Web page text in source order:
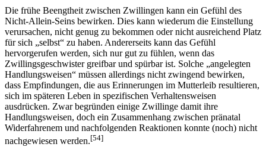
Die frühe Beengtheit zwischen Zwillingen kann ein Gefühl des
Nicht-Allein-Seins bewirken. Dies kann wiederum die Einstellung
verursachen, nicht genug zu bekommen oder nicht ausreichend Platz
für sich „selbst“ zu haben. Andererseits kann das Gefühl
hervorgerufen werden, sich nur gut zu fühlen, wenn das
Zwillingsgeschwister greifbar und spürbar ist. Solche „angelegten
Handlungsweisen“ müssen allerdings nicht zwingend bewirken,
dass Empfindungen, die aus Erinnerungen im Mutterleib resultieren,
sich im späteren Leben in spezifischen Verhaltensweisen
ausdrücken. Zwar begründen einige Zwillinge damit ihre
Handlungsweisen, doch ein Zusammenhang zwischen pränatal
Widerfahrenem und nachfolgenden Reaktionen konnte (noch) nicht
nachgewiesen werden.[54]